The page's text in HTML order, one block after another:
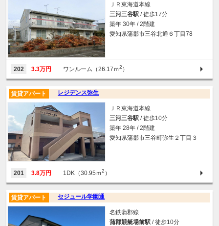
ＪＲ東海道本線
三河三谷駅 / 徒歩17分
築年 30年 / 2階建
愛知県蒲郡市三谷北通６丁目78
202 3.3万円 ワンルーム（26.17ｍ2 ）
レジデンス弥生
賃貸アパート
ＪＲ東海道本線
三河三谷駅 / 徒歩10分
築年 28年 / 2階建
愛知県蒲郡市三谷町弥生２丁目３
201 3.8万円 1DK（30.95ｍ2 ）
セジュール学園通
賃貸アパート
名鉄蒲郡線
蒲郡競艇場前駅 / 徒歩10分